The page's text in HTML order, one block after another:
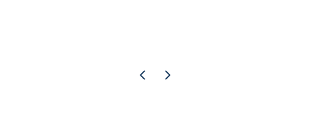
Pagina precedente
Pagina successiva